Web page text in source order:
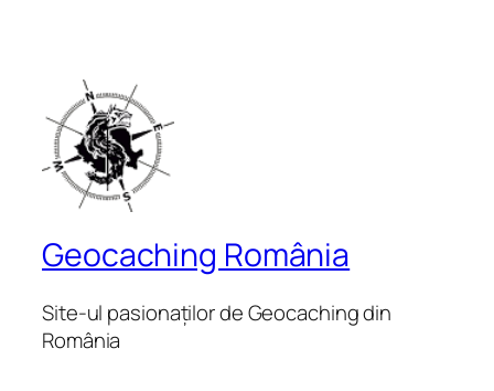
Geocaching România
Site-ul pasionaților de Geocaching din
România